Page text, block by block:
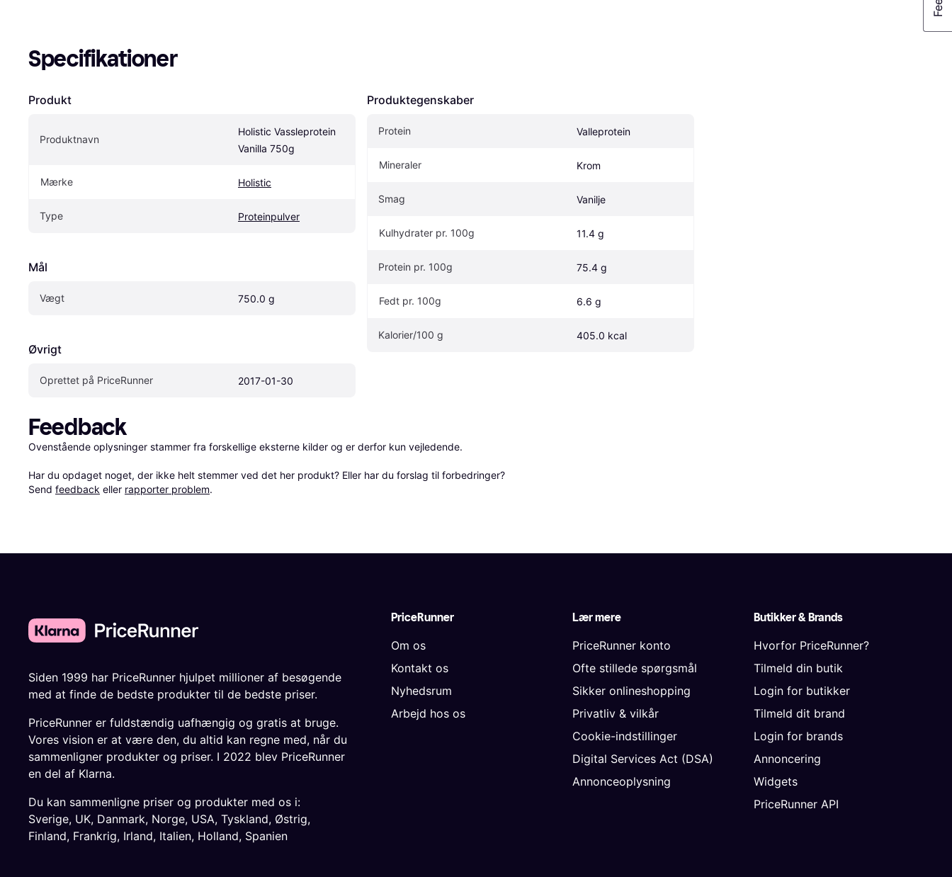
Specifikationer
Produkt
Produktnavn
Holistic Vassleprotein
Vanilla 750g
Mærke Holistic
Type Proteinpulver
Mål
Vægt 750.0 g
Øvrigt
Oprettet på PriceRunner 2017-01-30
Produktegenskaber
Protein Valleprotein
Mineraler Krom
Smag Vanilje
Kulhydrater pr. 100g 11.4 g
Protein pr. 100g 75.4 g
Fedt pr. 100g 6.6 g
Kalorier/100 g 405.0 kcal
Feedback
Ovenstående oplysninger stammer fra forskellige eksterne kilder og er derfor kun vejledende.
Har du opdaget noget, der ikke helt stemmer ved det her produkt? Eller har du forslag til forbedringer?
Send feedback eller rapporter problem.
PriceRunner
Om os
Kontakt os
Nyhedsrum
Arbejd hos os
Lær mere
PriceRunner konto
Ofte stillede spørgsmål
Sikker onlineshopping
Privatliv & vilkår
Cookie-indstillinger
Digital Services Act (DSA)
Annonceoplysning
Butikker & Brands
Hvorfor PriceRunner?
Tilmeld din butik
Login for butikker
Tilmeld dit brand
Login for brands
Annoncering
Widgets
PriceRunner API
Siden 1999 har PriceRunner hjulpet millioner af besøgende
med at finde de bedste produkter til de bedste priser.
PriceRunner er fuldstændig uafhængig og gratis at bruge.
Vores vision er at være den, du altid kan regne med, når du
sammenligner produkter og priser. I 2022 blev PriceRunner
en del af Klarna.
Du kan sammenligne priser og produkter med os i:
Sverige, UK, Danmark, Norge, USA, Tyskland, Østrig,
Finland, Frankrig, Irland, Italien, Holland, Spanien